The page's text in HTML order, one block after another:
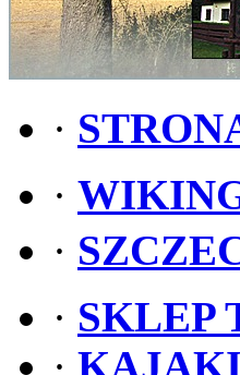
·
·
·
· SKLEP